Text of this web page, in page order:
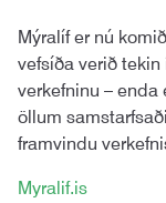
Mýralíf er nú
vefsíða verið
verkefninu –
öllum
framvindu
Myralif.is